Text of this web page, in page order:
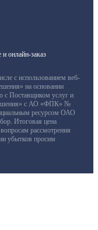
онлайн-заказ
с использованием веб-
на основании
с Поставщиком услуг и
с АО «ФПК» №
ресурсом ОАО
Итоговая цена
рассмотрения
убытков просим